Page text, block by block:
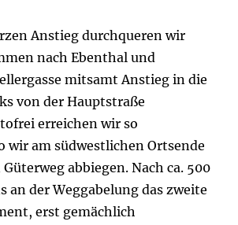
Anstieg durchqueren wir
nach Ebenthal und
mitsamt Anstieg in die
von der Hauptstraße
erreichen wir so
wir am südwestlichen Ortsende
abbiegen. Nach ca. 500
an der Weggabelung das zweite
erst gemächlich